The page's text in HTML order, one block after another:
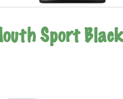
Sport Black